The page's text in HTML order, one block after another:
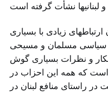
زیادی با بسیاری
سیاسی مسلمان و مسیحی
و نظرات بسیاری گوش
است که همه این احزاب در
راستای منافع لبنان در